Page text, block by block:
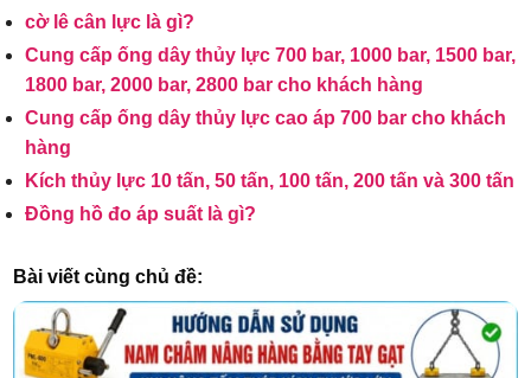
cờ lê cân lực là gì?
Cung cấp ống dây thủy lực 700 bar, 1000 bar, 1500 bar,
1800 bar, 2000 bar, 2800 bar cho khách hàng
Cung cấp ống dây thủy lực cao áp 700 bar cho khách
hàng
Kích thủy lực 10 tấn, 50 tấn, 100 tấn, 200 tấn và 300 tấn
Đồng hồ đo áp suất là gì?
Bài viết cùng chủ đề: